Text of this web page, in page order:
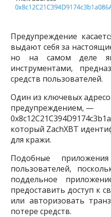
Предупреждение
выдают себя за
но на самом деле
инструментами,
средств пользователей.
Один из ключевых
предупреждением, —
который ZachXBT
для кражи.
Подобные
пользователей,
поддельное
предоставить доступ к
или авторизовать
потере средств.